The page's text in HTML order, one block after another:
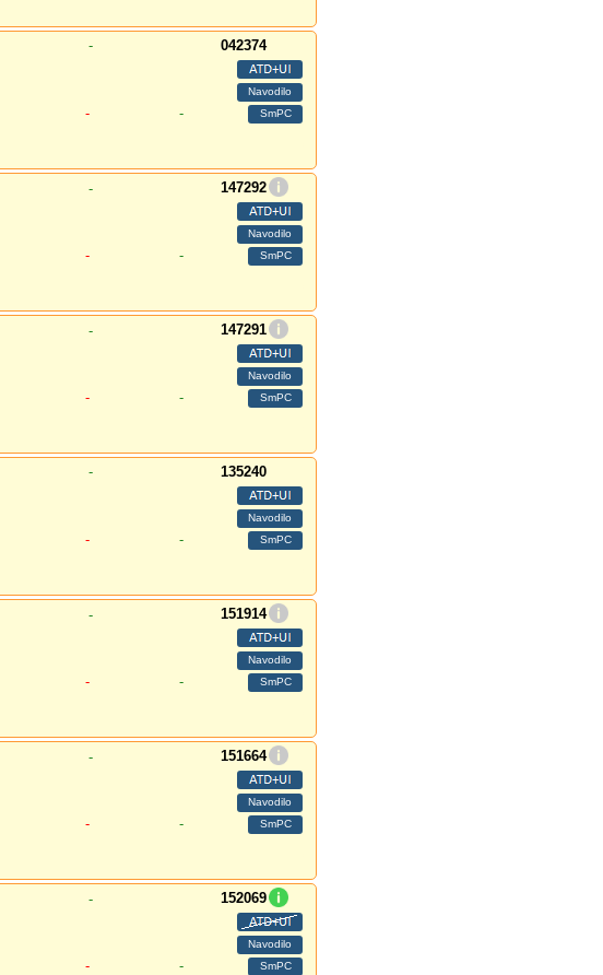
-
042374
- -
-
147292
- -
-
147291
- -
-
135240
- -
-
151914
- -
-
151664
- -
-
152069
- -